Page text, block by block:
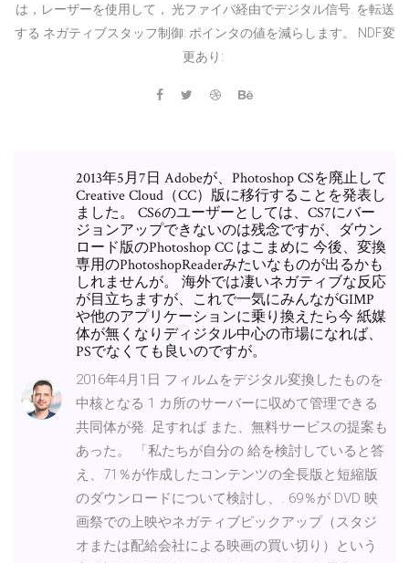
は，レーザーを使用して， 光ファイバ経由でデジタル信号. を転送
する ネガティブスタッフ制御: ポインタの値を減らします。 NDF変
更あり:
2013年5月7日 Adobeが、Photoshop CSを廃止して
Creative Cloud（CC）版に移行することを発表し
ました。 CS6のユーザーとしては、CS7にバー
ジョンアップできないのは残念ですが、ダウン
ロード版のPhotoshop CC はこまめに 今後、変換
専用のPhotoshopReaderみたいなものが出るかも
しれませんが。 海外では凄いネガティブな反応
が目立ちますが、これで一気にみんながGIMP
や他のアプリケーションに乗り換えたら今 紙媒
体が無くなりディジタル中心の市場になれば、
PSでなくても良いのですが。
2016年4月1日 フィルムをデジタル変換したものを
中核となる 1 カ所のサーバーに収めて管理できる
共同体が発. 足すれば また、無料サービスの提案も
あった。 「私たちが自分の 給を検討していると答
え、71％が作成したコンテンツの全長版と短縮版
のダウンロードについて検討し、. 69％が DVD 映
画祭での上映やネガティブピックアップ（スタジ
オまたは配給会社による映画の買い切り）という